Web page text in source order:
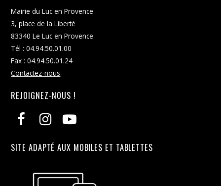
Mairie du Luc en Provence
3, place de la Liberté
83340 Le Luc en Provence
Tél : 04.94.50.01.00
Fax : 04.94.50.01.24
Contactez-nous
REJOIGNEZ-NOUS !
SITE ADAPTÉ AUX MOBILES ET TABLETTES